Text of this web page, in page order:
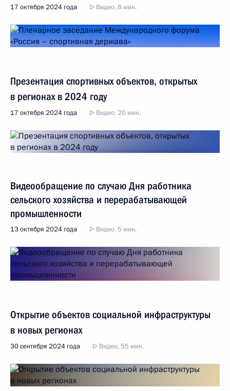
17 октября 2024 года Видео, 8 мин.
Презентация спортивных объектов, открытых
в регионах в 2024 году
17 октября 2024 года Видео, 20 мин.
Видеообращение по случаю Дня работника
сельского хозяйства и перерабатывающей
промышленности
13 октября 2024 года Видео, 5 мин.
Открытие объектов социальной инфраструктуры
в новых регионах
30 сентября 2024 года Видео, 55 мин.